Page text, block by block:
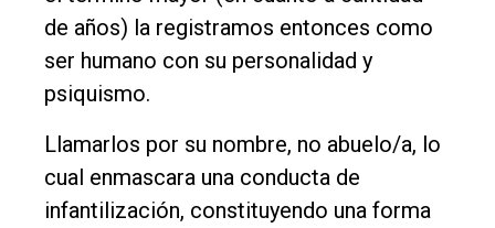
de años) la registramos entonces como
ser humano con su personalidad y
psiquismo.
Llamarlos por su nombre, no abuelo/a, lo
cual enmascara una conducta de
infantilización, constituyendo una forma